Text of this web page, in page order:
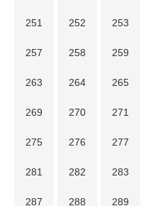
251 252 253
257 258 259
263 264 265
269 270 271
275 276 277
281 282 283
287 288 289